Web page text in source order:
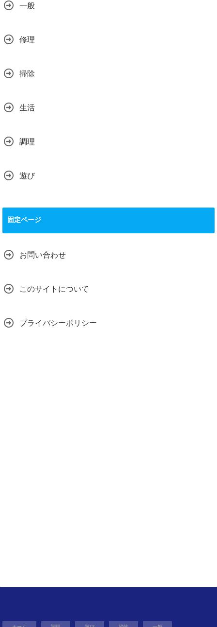
一般
修理
掃除
生活
調理
遊び
固定ページ
お問い合わせ
このサイトについて
プライバシーポリシー